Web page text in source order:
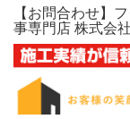
【お問合わせ】
事専門店 株式会